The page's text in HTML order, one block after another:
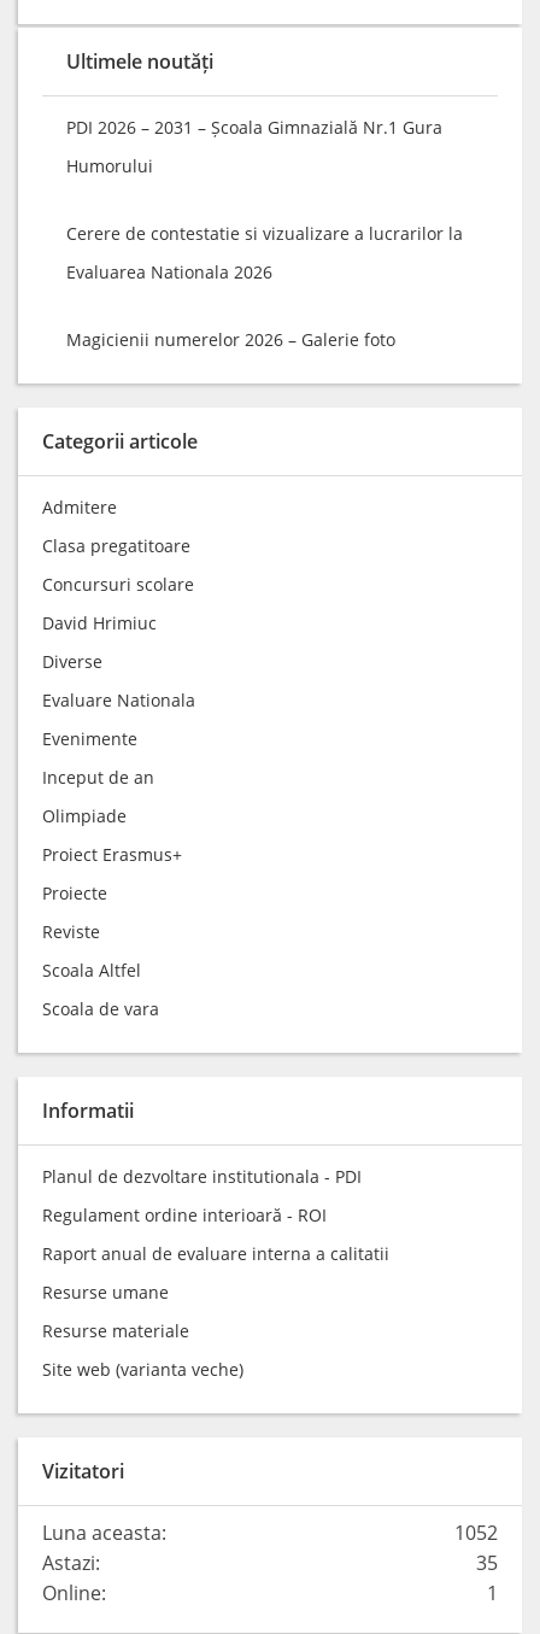
Ultimele noutăți
PDI 2026 – 2031 – Școala Gimnazială Nr.1 Gura
Humorului
Cerere de contestatie si vizualizare a lucrarilor la
Evaluarea Nationala 2026
Magicienii numerelor 2026 – Galerie foto
Categorii articole
Admitere
Clasa pregatitoare
Concursuri scolare
David Hrimiuc
Diverse
Evaluare Nationala
Evenimente
Inceput de an
Olimpiade
Proiect Erasmus+
Proiecte
Reviste
Scoala Altfel
Scoala de vara
Informatii
Planul de dezvoltare institutionala - PDI
Regulament ordine interioară - ROI
Raport anual de evaluare interna a calitatii
Resurse umane
Resurse materiale
Site web (varianta veche)
Vizitatori
1052
Luna aceasta:
35
Astazi:
1
Online: